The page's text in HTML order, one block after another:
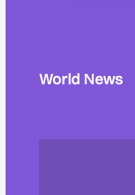
World News